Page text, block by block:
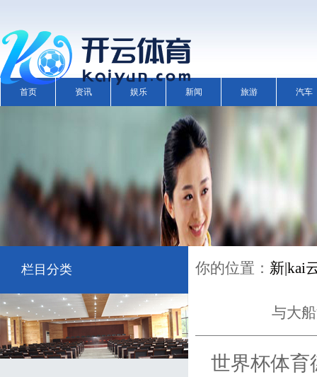
首页 资讯 娱乐 新闻 旅游 汽车
栏目分类 你的位置： 新|kai
与大
世界杯体育